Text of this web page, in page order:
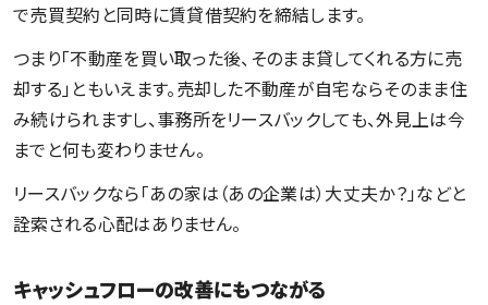
で売買契約と同時に賃貸借契約を締結します。
つまり「不動産を買い取った後、そのまま貸してくれる方に売
却する」ともいえます。売却した不動産が自宅ならそのまま住
み続けられますし、事務所をリースバックしても、外見上は今
までと何も変わりません。
リースバックなら「あの家は（あの企業は）大丈夫か？」などと
詮索される心配はありません。
キャッシュフローの改善にもつながる